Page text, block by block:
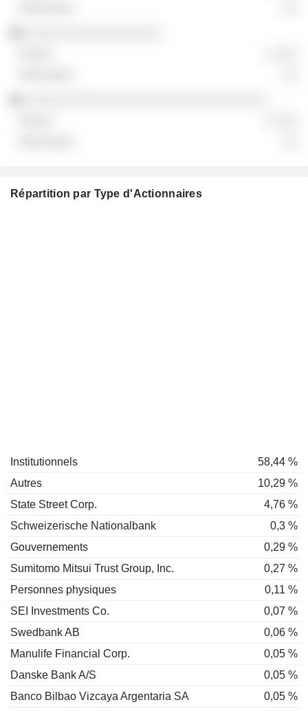
Répartition par Type d'Actionnaires
Institutionnels
58,44 %
Autres
10,29 %
State Street Corp.
4,76 %
Schweizerische Nationalbank
0,3 %
Gouvernements
0,29 %
Sumitomo Mitsui Trust Group, Inc.
0,27 %
Personnes physiques
0,11 %
SEI Investments Co.
0,07 %
Swedbank AB
0,06 %
Manulife Financial Corp.
0,05 %
Danske Bank A/S
0,05 %
Banco Bilbao Vizcaya Argentaria SA
0,05 %